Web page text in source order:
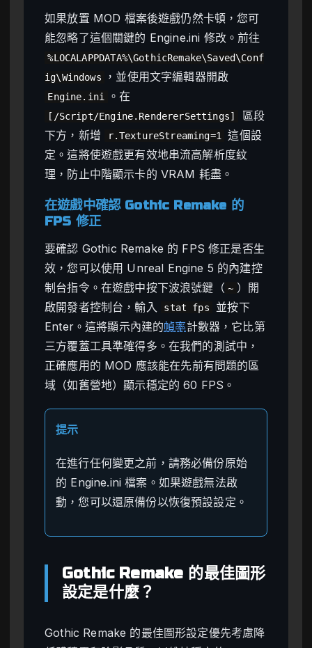
如果放置 MOD 檔案後遊戲仍然卡頓，您可
能忽略了這個關鍵的 Engine.ini 修改。前往
%LOCALAPPDATA%\GothicRemake\Saved\Conf
ig\Windows
，並使用文字編輯器開啟
Engine.ini 。在
[/Script/Engine.RendererSettings]
區段
下方，新增
r.TextureStreaming=1
這個設
定。這將使遊戲更有效地串流高解析度紋
理，防止中階顯示卡的 VRAM 耗盡。
在遊戲中確認 Gothic Remake 的
FPS 修正
要確認 Gothic Remake 的 FPS 修正是否生
效，您可以使用 Unreal Engine 5 的內建控
制台指令。在遊戲中按下波浪號鍵（ ~ ）開
啟開發者控制台，輸入
stat fps
並按下
Enter。這將顯示內建的幀率計數器，它比第
三方覆蓋工具準確得多。在我們的測試中，
正確應用的 MOD 應該能在先前有問題的區
域（如舊營地）顯示穩定的 60 FPS。
提示
在進行任何變更之前，請務必備份原始
的 Engine.ini 檔案。如果遊戲無法啟
動，您可以還原備份以恢復預設設定。
Gothic Remake 的最佳圖形
設定是什麼？
Gothic Remake 的最佳圖形設定優先考慮降